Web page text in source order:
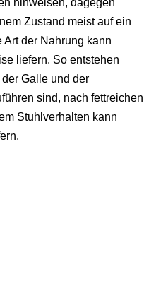
hinweisen, dagegen
Zustand meist auf ein
Art der Nahrung kann
liefern. So entstehen
Galle und der
sind, nach fettreichen
Stuhlverhalten kann